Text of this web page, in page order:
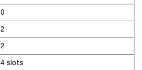
0
2
2
4 slots